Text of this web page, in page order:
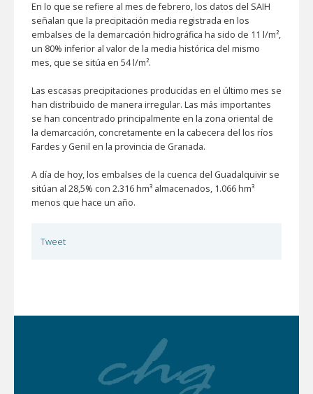
En lo que se refiere al mes de febrero, los datos del SAIH
señalan que la precipitación media registrada en los
embalses de la demarcación hidrográfica ha sido de 11 l/m²,
un 80% inferior al valor de la media histórica del mismo
mes, que se sitúa en 54 l/m².
Las escasas precipitaciones producidas en el último mes se
han distribuido de manera irregular. Las más importantes
se han concentrado principalmente en la zona oriental de
la demarcación, concretamente en la cabecera del los ríos
Fardes y Genil en la provincia de Granada.
A día de hoy, los embalses de la cuenca del Guadalquivir se
sitúan al 28,5% con 2.316 hm³ almacenados, 1.066 hm³
menos que hace un año.
Tweet